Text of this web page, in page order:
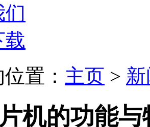
载
置： 主页 >
机的功能与